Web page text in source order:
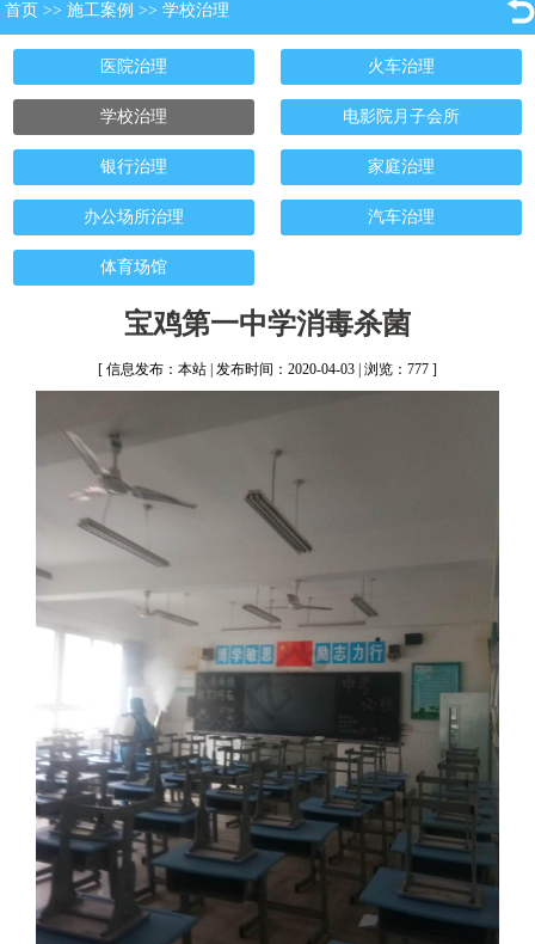
首页 >> 施工案例 >> 学校治理
医院治理 火车治理
学校治理 电影院月子会所
银行治理 家庭治理
办公场所治理 汽车治理
体育场馆
宝鸡第一中学消毒杀菌
[ 信息发布：本站 | 发布时间：2020-04-03 | 浏览：777 ]